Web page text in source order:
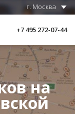
г. Москва
+7 495 272-07-44
на